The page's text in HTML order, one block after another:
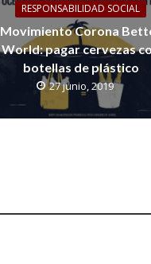
RESPONSABILIDAD SOCIAL
Movimiento Corona
World: pagar cervezas
botellas de plástico
27 junio, 2019